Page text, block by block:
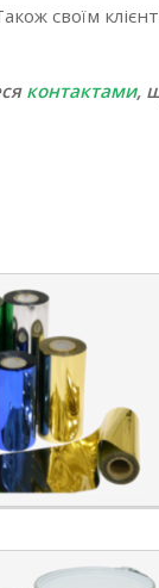
своїм
контактами,